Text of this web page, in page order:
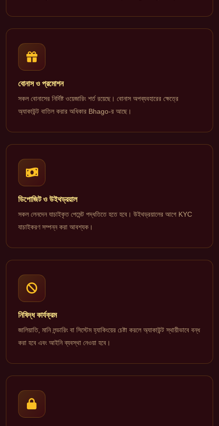
বোনাস ও প্রমোশন
সকল বোনাসের নির্দিষ্ট ওয়েজারিং শর্ত রয়েছে। বোনাস অপব্যবহারের ক্ষেত্রে
অ্যাকাউন্ট বাতিল করার অধিকার Bhago-র আছে।
ডিপোজিট ও উইথড্রয়াল
সকল লেনদেন যাচাইকৃত পেমেন্ট পদ্ধতিতে হতে হবে। উইথড্রয়ালের আগে KYC
যাচাইকরণ সম্পন্ন করা আবশ্যক।
নিষিদ্ধ কার্যক্রম
জালিয়াতি, মানি লন্ডারিং বা সিস্টেম হ্যাকিংয়ের চেষ্টা করলে অ্যাকাউন্ট স্থায়ীভাবে বন্ধ
করা হবে এবং আইনি ব্যবস্থা নেওয়া হবে।